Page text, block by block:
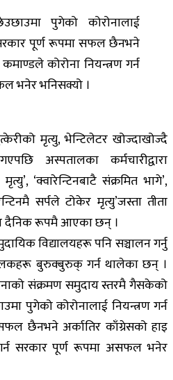
पुगेको कोरोनालाई
सरकार पूर्ण रूपमा सफल छैनभने
कोरोना नियन्त्रण गर्न
भनेर भनिसक्यो ।
मृत्यु, भेन्टिलेटर खोज्दाखोज्दै
अस्पतालका कर्मचारीद्वारा
‘क्वारेन्टिनबाटै संक्रमित भागे’,
सर्पले टोकेर मृत्यु’जस्ता तीता
दैनिक रूपमै आएका छन् ।
विद्यालयहरू पनि सञ्चालन गर्नु
बुरुक्बुरुक् गर्न थालेका छन् ।
संक्रमण समुदाय स्तरमै गैसकेको
पुगेको कोरोनालाई नियन्त्रण गर्न
छैनभने अर्कातिर काँग्रेसको हाइ
सरकार पूर्ण रूपमा असफल भनेर